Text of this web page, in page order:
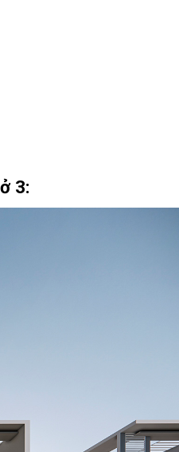
3: